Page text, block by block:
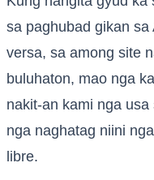
sa paghubad gikan
versa, sa among site
buluhaton, mao nga
nakit-an kami nga
nga naghatag niini
libre.